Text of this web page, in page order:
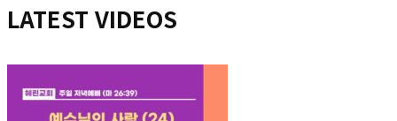
LATEST VIDEOS